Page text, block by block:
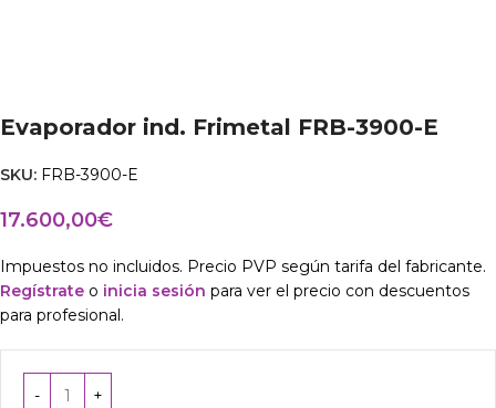
Evaporador ind. Frimetal FRB-3900-E
SKU: FRB-3900-E
17.600,00€
Impuestos no incluidos. Precio PVP según tarifa del fabricante.
Regístrate o inicia sesión para ver el precio con descuentos
para profesional.